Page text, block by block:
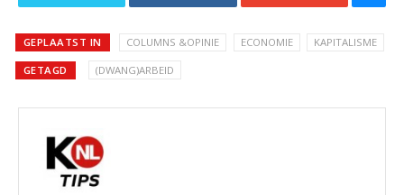
GEPLAATST IN COLUMNS &OPINIE ECONOMIE KAPITALISME
GETAGD (DWANG)ARBEID